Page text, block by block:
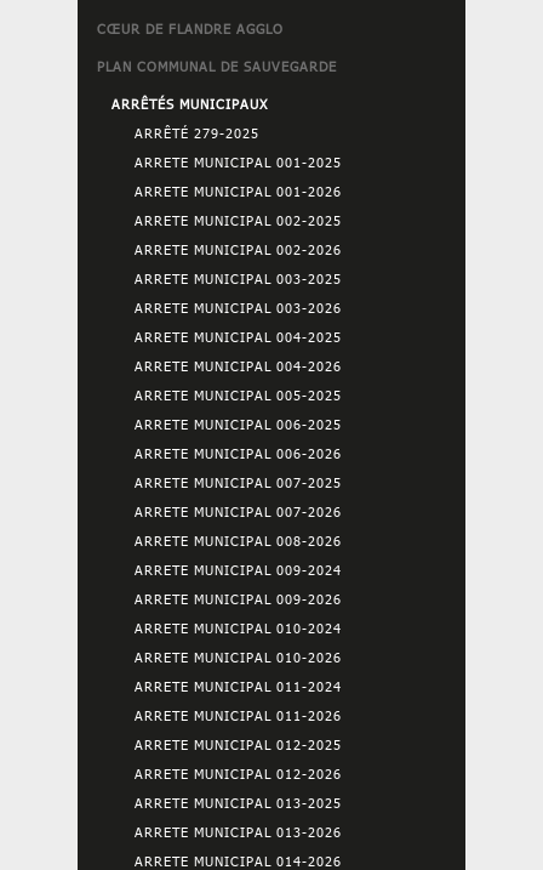
CŒUR DE FLANDRE AGGLO
PLAN COMMUNAL DE SAUVEGARDE
ARRÊTÉS MUNICIPAUX
ARRÊTÉ 279-2025
ARRETE MUNICIPAL 001-2025
ARRETE MUNICIPAL 001-2026
ARRETE MUNICIPAL 002-2025
ARRETE MUNICIPAL 002-2026
ARRETE MUNICIPAL 003-2025
ARRETE MUNICIPAL 003-2026
ARRETE MUNICIPAL 004-2025
ARRETE MUNICIPAL 004-2026
ARRETE MUNICIPAL 005-2025
ARRETE MUNICIPAL 006-2025
ARRETE MUNICIPAL 006-2026
ARRETE MUNICIPAL 007-2025
ARRETE MUNICIPAL 007-2026
ARRETE MUNICIPAL 008-2026
ARRETE MUNICIPAL 009-2024
ARRETE MUNICIPAL 009-2026
ARRETE MUNICIPAL 010-2024
ARRETE MUNICIPAL 010-2026
ARRETE MUNICIPAL 011-2024
ARRETE MUNICIPAL 011-2026
ARRETE MUNICIPAL 012-2025
ARRETE MUNICIPAL 012-2026
ARRETE MUNICIPAL 013-2025
ARRETE MUNICIPAL 013-2026
ARRETE MUNICIPAL 014-2026